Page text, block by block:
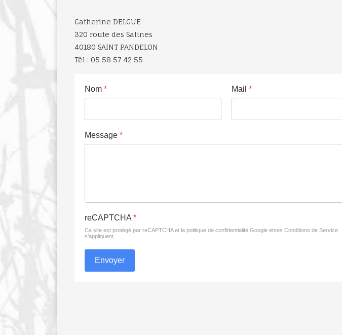
Catherine DELGUE
320 route des Salines
40180 SAINT PANDELON
Tél : 05 58 57 42 55
Nom * Mail *
Message *
reCAPTCHA *
Ce site est protégé par reCAPTCHA et la politique de confidentialité Google etses Conditions de Service
s'appliquent.
Envoyer